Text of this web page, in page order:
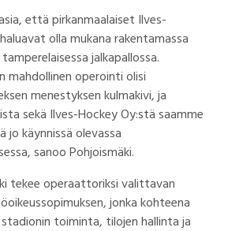
että pirkanmaalaiset Ilves-
olla mukana rakentamassa
jalkapallossa.
mahdollinen operointi olisi
menestyksen kulmakivi, ja
sekä Ilves-Hockey Oy:stä saamme
jo käynnissä olevassa
sanoo Pohjoismäki.
tekee operaattoriksi valittavan
jonka kohteena
toiminta, tilojen hallinta ja